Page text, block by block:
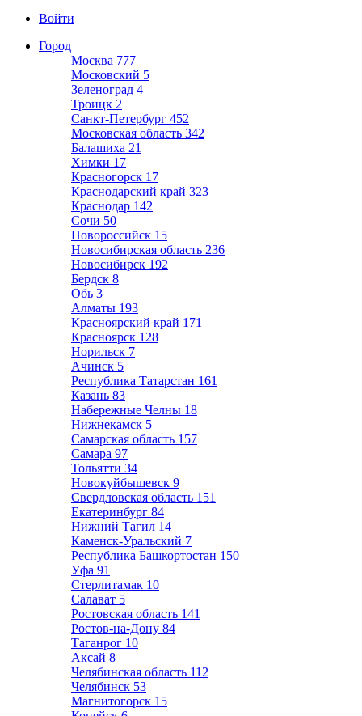
Войти
Город
Москва 777
Московский 5
Зеленоград 4
Троицк 2
Санкт-Петербург 452
Московская область 342
Балашиха 21
Химки 17
Красногорск 17
Краснодарский край 323
Краснодар 142
Сочи 50
Новороссийск 15
Новосибирская область 236
Новосибирск 192
Бердск 8
Обь 3
Алматы 193
Красноярский край 171
Красноярск 128
Норильск 7
Ачинск 5
Республика Татарстан 161
Казань 83
Набережные Челны 18
Нижнекамск 5
Самарская область 157
Самара 97
Тольятти 34
Новокуйбышевск 9
Свердловская область 151
Екатеринбург 84
Нижний Тагил 14
Каменск-Уральский 7
Республика Башкортостан 150
Уфа 91
Стерлитамак 10
Салават 5
Ростовская область 141
Ростов-на-Дону 84
Таганрог 10
Аксай 8
Челябинская область 112
Челябинск 53
Магнитогорск 15